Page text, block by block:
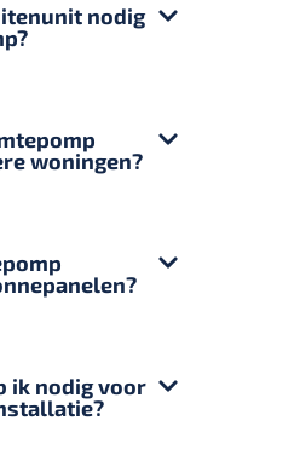
nodig
woningen?
ik nodig voor